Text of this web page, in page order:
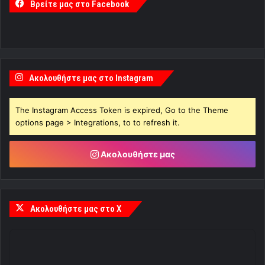
Βρείτε μας στο Facebook
Ακολουθήστε μας στο Instagram
The Instagram Access Token is expired, Go to the Theme
options page > Integrations, to to refresh it.
Ακολουθήστε μας
Ακολουθήστε μας στο X